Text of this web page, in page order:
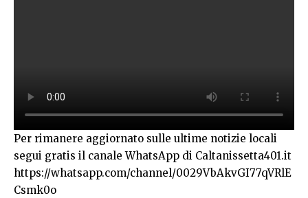
Per rimanere aggiornato sulle ultime notizie locali
segui gratis il canale WhatsApp di Caltanissetta401.it
https://whatsapp.com/channel/0029VbAkvGI77qVRlE
Csmk0o